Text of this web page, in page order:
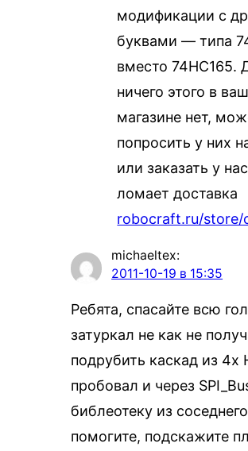
модификации с
буквами — типа
вместо 74HC165.
ничего этого в
магазине нет,
попросить у них
или заказать у
ломает доставка
robocraft.ru/store/
michaeltex:
2011-10-19 в 15:35
Ребята, спасайте всю
затуркал не как не
подрубить каскад из 4х
пробовал и через
библеотеку из
помогите, подскажите